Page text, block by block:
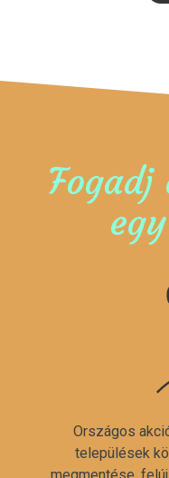
Fogadj
Országos
települések